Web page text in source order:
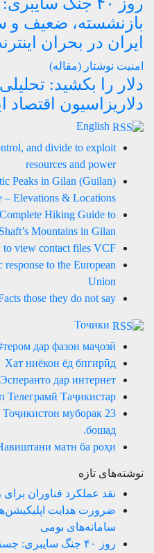
بازنشسته، ضعیف و
ایران در بحران
امنیت نوشتار (مقاله)
دلار را بکشید:
دلاریزاسیون اقتصاد
English
and divide to exploit
resources and power
Peaks in Gilan (Guilan)
– Elevations & Locations
Hiking Guide to
Shaft’s Mountains in Gilan
view contact files VCF?
response to the European
Union
those they do not say!
Точики
дар фазои маҷозӣ
Хат ниёкон ёд бпгирӣд
дар интернет
Телеграмй Таҷикистар
Тоҷикистон муборак
бошад.
матн ба роҳи
نوشته‌های تازه
نقد عملکرد فناوران
ضرورت هدایت
سامانه‌های بومی
روز ۴۰ جنگ